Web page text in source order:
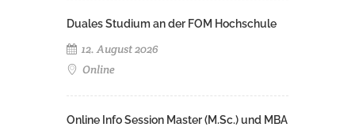
Duales Studium an der FOM Hochschule
12. August 2026
Online
Online Info Session Master (M.Sc.) und MBA